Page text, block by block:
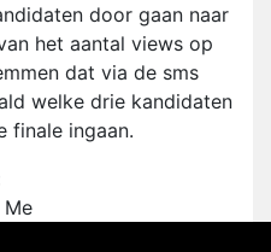
door gaan naar
het aantal views op
dat via de sms
welke drie kandidaten
finale ingaan.
Me